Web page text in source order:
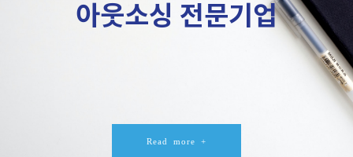
아웃소싱 전문기업
Read more +